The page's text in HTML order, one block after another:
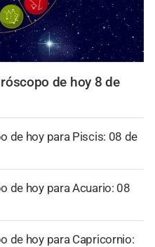
de hoy 8 de
de hoy para Piscis: 08 de
de hoy para Acuario: 08
de hoy para Capricornio: